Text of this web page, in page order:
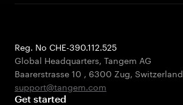
Reg. No CHE-390.112.525
Global Headquarters, Tangem AG
Baarerstrasse 10 , 6300 Zug, Switzerland
support@tangem.com
Get started